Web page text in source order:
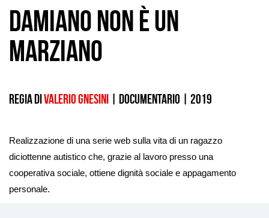
Damiano non è un
marziano
Regia diValerio Gnesini | documentario | 2019
Realizzazione di una serie web sulla vita di un ragazzo
diciottenne autistico che, grazie al lavoro presso una
cooperativa sociale, ottiene dignità sociale e appagamento
personale.